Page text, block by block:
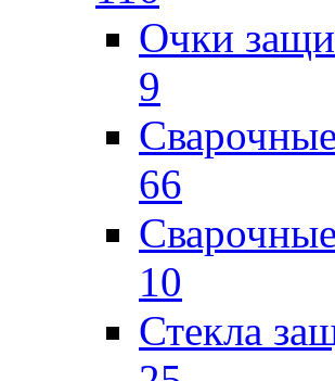
Очки
9
66
10
Стекла